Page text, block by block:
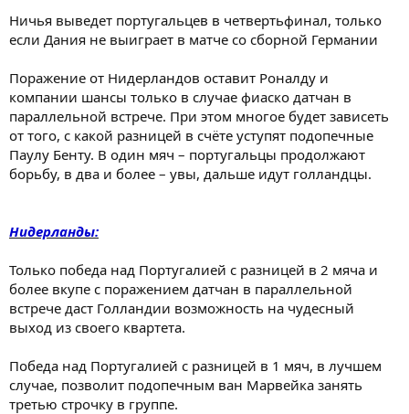
Ничья выведет португальцев в четвертьфинал, только
если Дания не выиграет в матче со сборной Германии
Поражение от Нидерландов оставит Роналду и
компании шансы только в случае фиаско датчан в
параллельной встрече. При этом многое будет зависеть
от того, с какой разницей в счёте уступят подопечные
Паулу Бенту. В один мяч – португальцы продолжают
борьбу, в два и более – увы, дальше идут голландцы.
Нидерланды:
Только победа над Португалией с разницей в 2 мяча и
более вкупе с поражением датчан в параллельной
встрече даст Голландии возможность на чудесный
выход из своего квартета.
Победа над Португалией с разницей в 1 мяч, в лучшем
случае, позволит подопечным ван Марвейка занять
третью строчку в группе.